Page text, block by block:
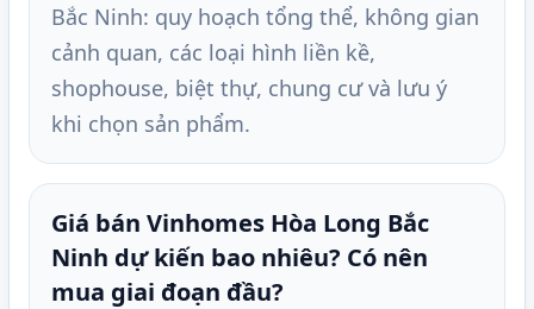
Bắc Ninh: quy hoạch tổng thể, không gian
cảnh quan, các loại hình liền kề,
shophouse, biệt thự, chung cư và lưu ý
khi chọn sản phẩm.
Giá bán Vinhomes Hòa Long Bắc
Ninh dự kiến bao nhiêu? Có nên
mua giai đoạn đầu?